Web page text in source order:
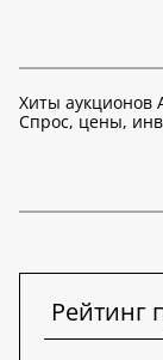
Хиты аукционов
Спрос, цены,
Рейтинг